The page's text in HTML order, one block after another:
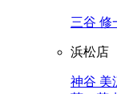
三谷 修
浜松店
神谷 美